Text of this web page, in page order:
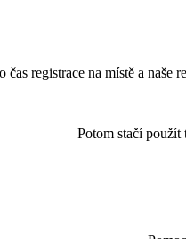
registrace na místě a
Potom stačí použít